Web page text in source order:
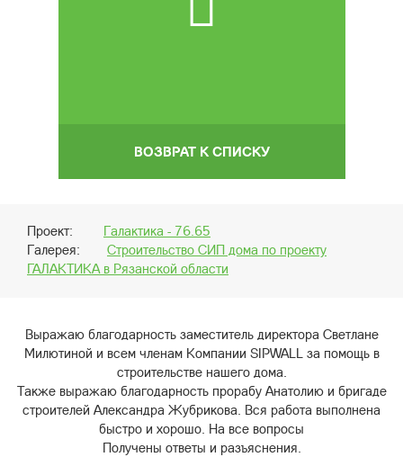
ВОЗВРАТ К СПИСКУ
Проект:
Галактика - 76.65
Галерея:
Строительство СИП дома по проекту
ГАЛАКТИКА в Рязанской области
Выражаю благодарность заместитель директора Светлане
Милютиной и всем членам Компании SIPWALL за помощь в
строительстве нашего дома.
Также выражаю благодарность прорабу Анатолию и бригаде
строителей Александра Жубрикова. Вся работа выполнена
быстро и хорошо. На все вопросы
Получены ответы и разъяснения.